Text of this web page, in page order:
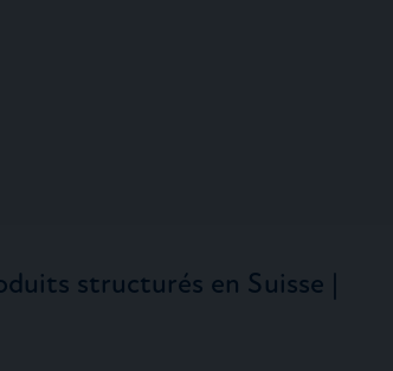
structurés en Suisse |